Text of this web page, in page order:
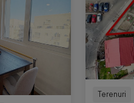
Terenuri